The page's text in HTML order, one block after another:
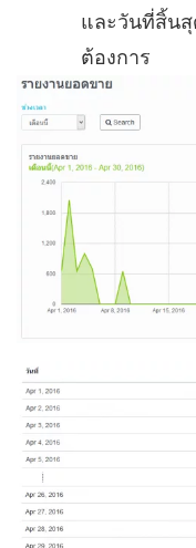
และวันที่สิ้นสุ
ต้องการ